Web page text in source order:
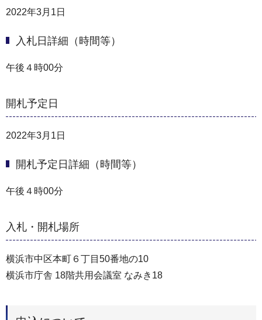
2022年3月1日
入札日詳細（時間等）
午後４時00分
開札予定日
2022年3月1日
開札予定日詳細（時間等）
午後４時00分
入札・開札場所
横浜市中区本町６丁目50番地の10
横浜市庁舎 18階共用会議室 なみき18